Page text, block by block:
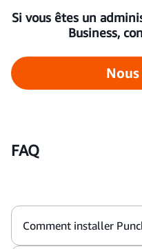
Si vous êtes un
Business,
FAQ
Comment installer